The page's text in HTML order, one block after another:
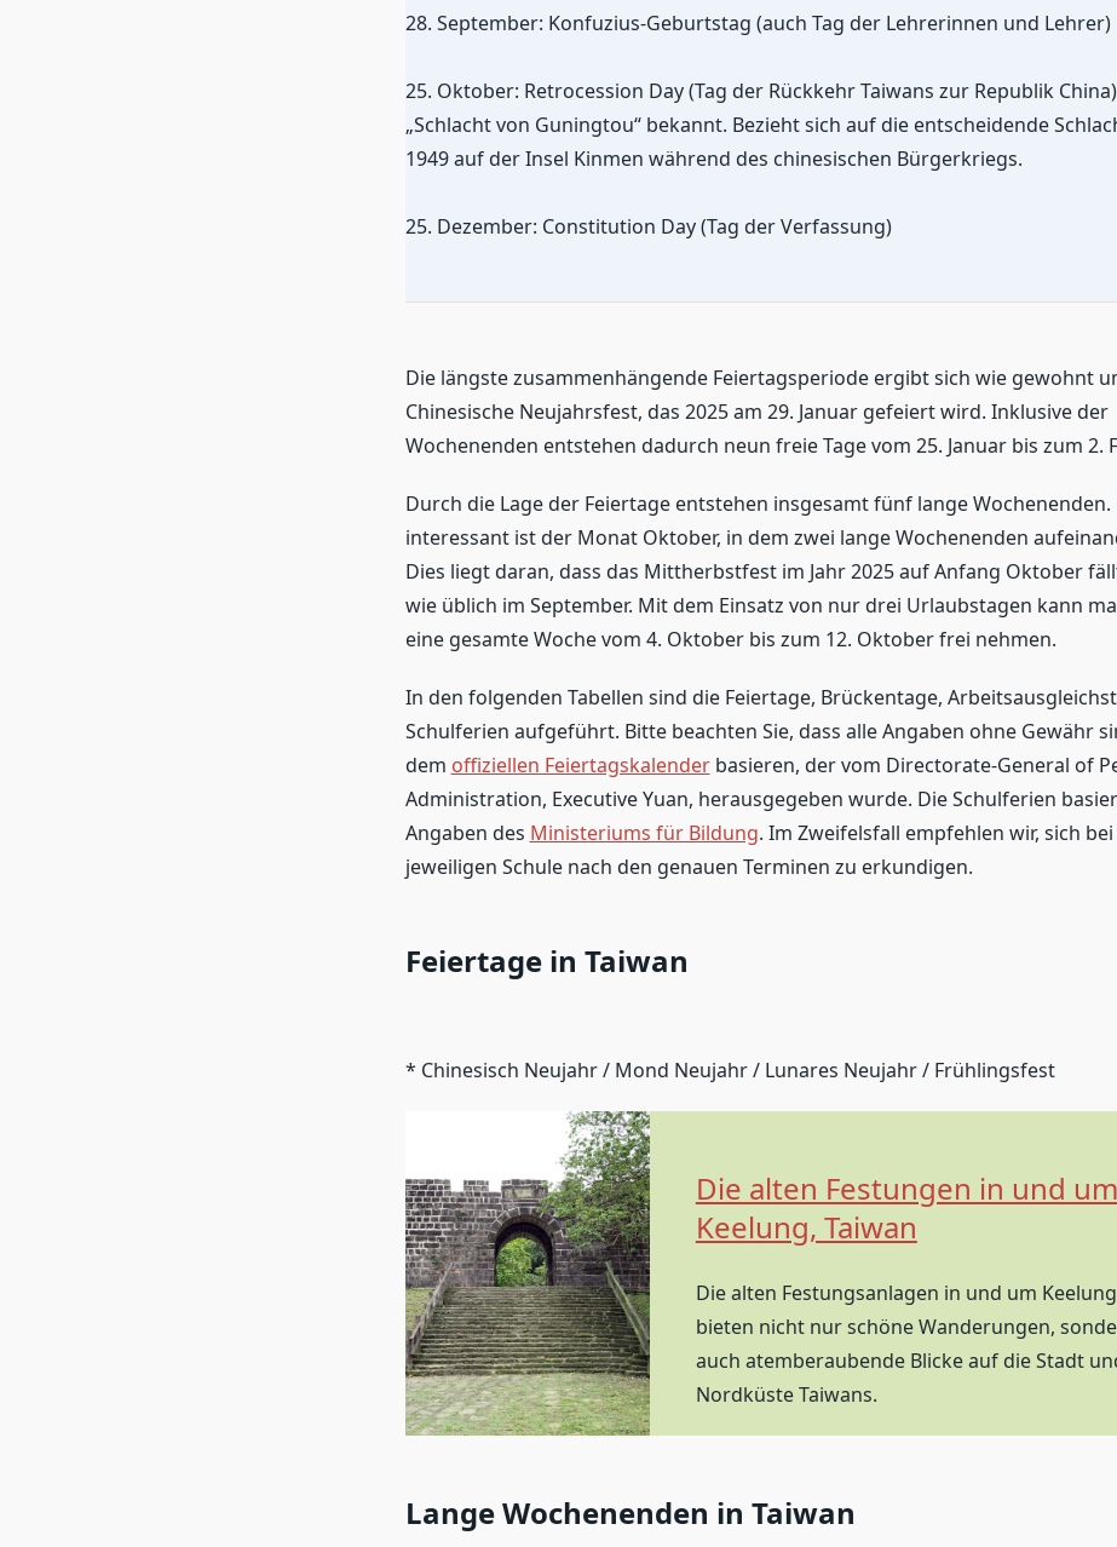
28. September: Konfuzius-Geburtstag (auch Tag der Lehrerinnen und Lehrer)
25. Oktober: Retrocession Day (Tag der Rückkehr Taiwans zur Republik
„Schlacht von Guningtou“ bekannt. Bezieht sich auf die entscheidende
1949 auf der Insel Kinmen während des chinesischen Bürgerkriegs.
25. Dezember: Constitution Day (Tag der Verfassung)
Die längste zusammenhängende Feiertagsperiode ergibt sich wie gewohnt
Chinesische Neujahrsfest, das 2025 am 29. Januar gefeiert wird. Inklusive der
Wochenenden entstehen dadurch neun freie Tage vom 25. Januar bis zum 2.
Durch die Lage der Feiertage entstehen insgesamt fünf lange Wochenenden.
interessant ist der Monat Oktober, in dem zwei lange Wochenenden
Dies liegt daran, dass das Mittherbstfest im Jahr 2025 auf Anfang Oktober
wie üblich im September. Mit dem Einsatz von nur drei Urlaubstagen kann
eine gesamte Woche vom 4. Oktober bis zum 12. Oktober frei nehmen.
In den folgenden Tabellen sind die Feiertage, Brückentage,
Schulferien aufgeführt. Bitte beachten Sie, dass alle Angaben ohne Gewähr
dem offiziellen Feiertagskalenderbasieren, der vom Directorate-General of
Administration, Executive Yuan, herausgegeben wurde. Die Schulferien
Angaben des Ministeriums für Bildung. Im Zweifelsfall empfehlen wir, sich
jeweiligen Schule nach den genauen Terminen zu erkundigen.
Feiertage in Taiwan
* Chinesisch Neujahr / Mond Neujahr / Lunares Neujahr / Frühlingsfest
Die alten Festungen in und um
Keelung, Taiwan
Die alten Festungsanlagen in und um Keelung
bieten nicht nur schöne Wanderungen,
auch atemberaubende Blicke auf die Stadt
Nordküste Taiwans.
Lange Wochenenden in Taiwan